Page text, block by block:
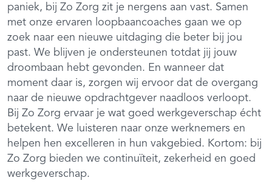
paniek, bij Zo Zorg zit je nergens aan vast. Samen
met onze ervaren loopbaancoaches gaan we op
zoek naar een nieuwe uitdaging die beter bij jou
past. We blijven je ondersteunen totdat jij jouw
droombaan hebt gevonden. En wanneer dat
moment daar is, zorgen wij ervoor dat de overgang
naar de nieuwe opdrachtgever naadloos verloopt.
Bij Zo Zorg ervaar je wat goed werkgeverschap écht
betekent. We luisteren naar onze werknemers en
helpen hen excelleren in hun vakgebied. Kortom: bij
Zo Zorg bieden we continuïteit, zekerheid en goed
werkgeverschap.